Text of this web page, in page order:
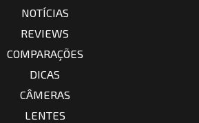
NOTÍCIAS
REVIEWS
COMPARAÇÕES
DICAS
CÂMERAS
LENTES